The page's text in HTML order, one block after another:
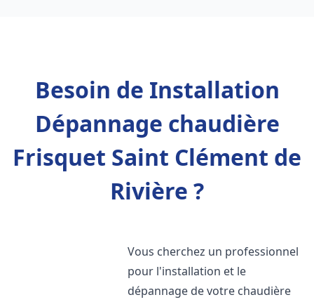
Besoin de Installation
Dépannage chaudière
Frisquet Saint Clément de
Rivière ?
Vous cherchez un professionnel
pour l'installation et le
dépannage de votre chaudière